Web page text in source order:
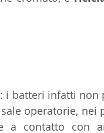
: i batteri infatti non
operatorie, nei
a contatto con